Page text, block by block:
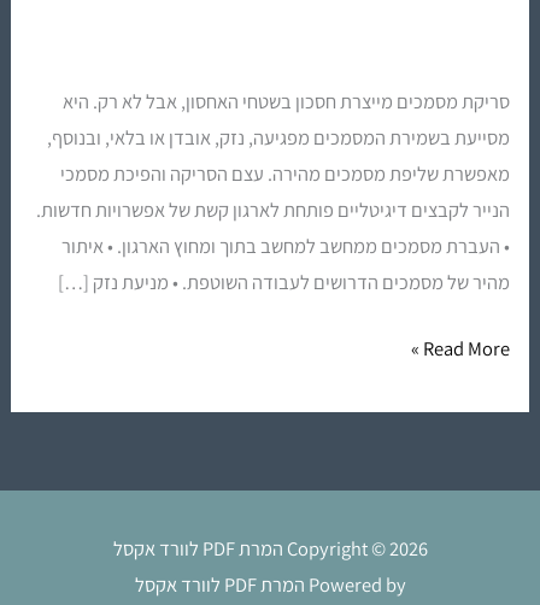
סריקת מסמכים מייצרת חסכון בשטחי האחסון, אבל לא רק. היא
מסייעת בשמירת המסמכים מפגיעה, נזק, אובדן או בלאי, ובנוסף,
מאפשרת שליפת מסמכים מהירה. עצם הסריקה והפיכת מסמכי
הנייר לקבצים דיגיטליים פותחת לארגון קשת של אפשרויות חדשות.
• העברת מסמכים ממחשב למחשב בתוך ומחוץ הארגון. • איתור
מהיר של מסמכים הדרושים לעבודה השוטפת. • מניעת נזק […]
סריקה
Read More »
Copyright © 2026 המרת PDF לוורד אקסל
Powered by המרת PDF לוורד אקסל